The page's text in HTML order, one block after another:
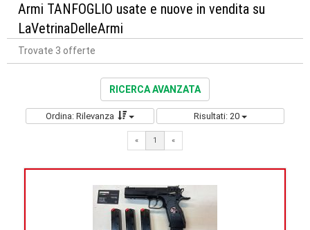
Armi TANFOGLIO usate e nuove in vendita su
LaVetrinaDelleArmi
Trovate 3 offerte
RICERCA AVANZATA
Ordina: Rilevanza Risultati: 20
« 1 «